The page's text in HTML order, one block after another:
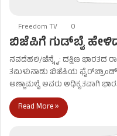
Freedom TV 0
ಬಿಜೆಪಿಗೆ ಗುಡ್​ಬೈ ಹೇಳಿದ
ನವದೆಹಲಿ/ಚೆನ್ನೈ: ದಕ್ಷಿಣ ಭಾರತದ
ತಮಿಳುನಾಡು ಬಿಜೆಪಿಯ
ಅಣ್ಣಾಮಲೈ ಅವರು ಅಧಿಕೃತವಾಗಿ
Read More »